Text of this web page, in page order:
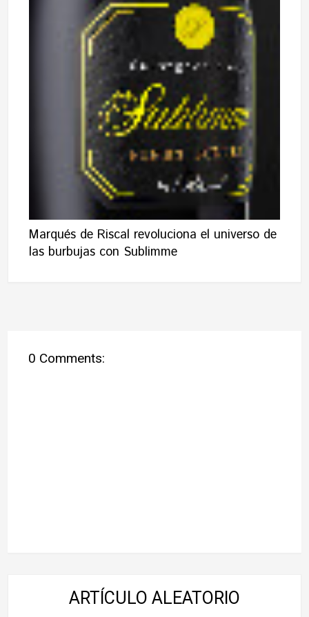
Marqués de Riscal revoluciona el universo de
las burbujas con Sublimme
0 Comments:
ARTÍCULO ALEATORIO